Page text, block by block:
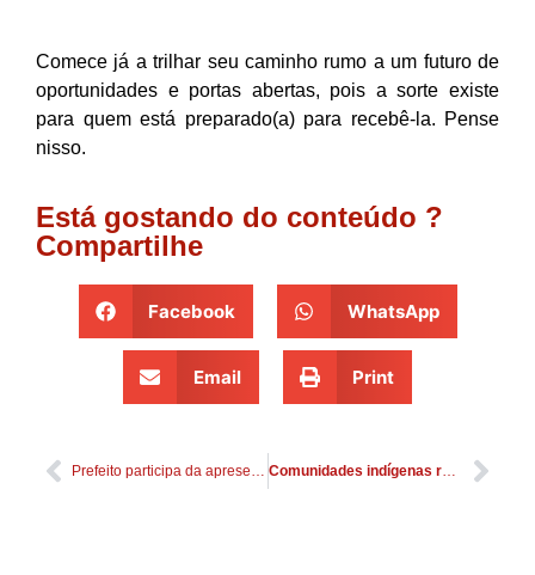
Comece já a trilhar seu caminho rumo a um futuro de
oportunidades e portas abertas, pois a sorte existe
para quem está preparado(a) para recebê-la. Pense
nisso.
Está gostando do conteúdo ?
Compartilhe
Facebook WhatsApp
Email Print
Prefeito participa da apresentação do Plano de Desenvolvimento do Município Comunidades indígenas recebem pintos e ração para o projeto de aves